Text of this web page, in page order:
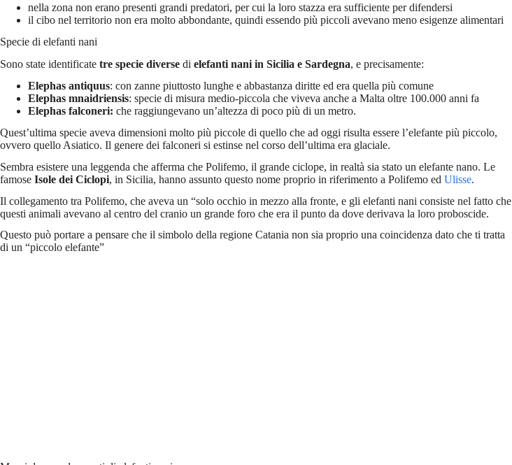
nella zona non erano presenti grandi predatori, per cui la loro stazza era sufficiente per difendersi
il cibo nel territorio non era molto abbondante, quindi essendo più piccoli avevano meno esigenze alimentari
Specie di elefanti nani
Sono state identificate tre specie diverse di elefanti nani in Sicilia e Sardegna, e precisamente:
Elephas antiquus: con zanne piuttosto lunghe e abbastanza diritte ed era quella più comune
Elephas mnaidriensis: specie di misura medio-piccola che viveva anche a Malta oltre 100.000 anni fa
Elephas falconeri: che raggiungevano un’altezza di poco più di un metro.
Quest’ultima specie aveva dimensioni molto più piccole di quello che ad oggi risulta essere l’elefante più piccolo,
ovvero quello Asiatico. Il genere dei falconeri si estinse nel corso dell’ultima era glaciale.
Sembra esistere una leggenda che afferma che Polifemo, il grande ciclope, in realtà sia stato un elefante nano. Le
famose Isole dei Ciclopi, in Sicilia, hanno assunto questo nome proprio in riferimento a Polifemo ed Ulisse.
Il collegamento tra Polifemo, che aveva un “solo occhio in mezzo alla fronte, e gli elefanti nani consiste nel fatto che
questi animali avevano al centro del cranio un grande foro che era il punto da dove derivava la loro proboscide.
Questo può portare a pensare che il simbolo della regione Catania non sia proprio una coincidenza dato che ti tratta
di un “piccolo elefante”